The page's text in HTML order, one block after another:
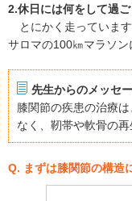
2.休日には何をして過ご
とにかく走っています
サロマの100㎞マラソン
先生からのメッセ
膝関節の疾患の治療
なく、靭帯や軟骨の再
Q. まずは膝関節の構造